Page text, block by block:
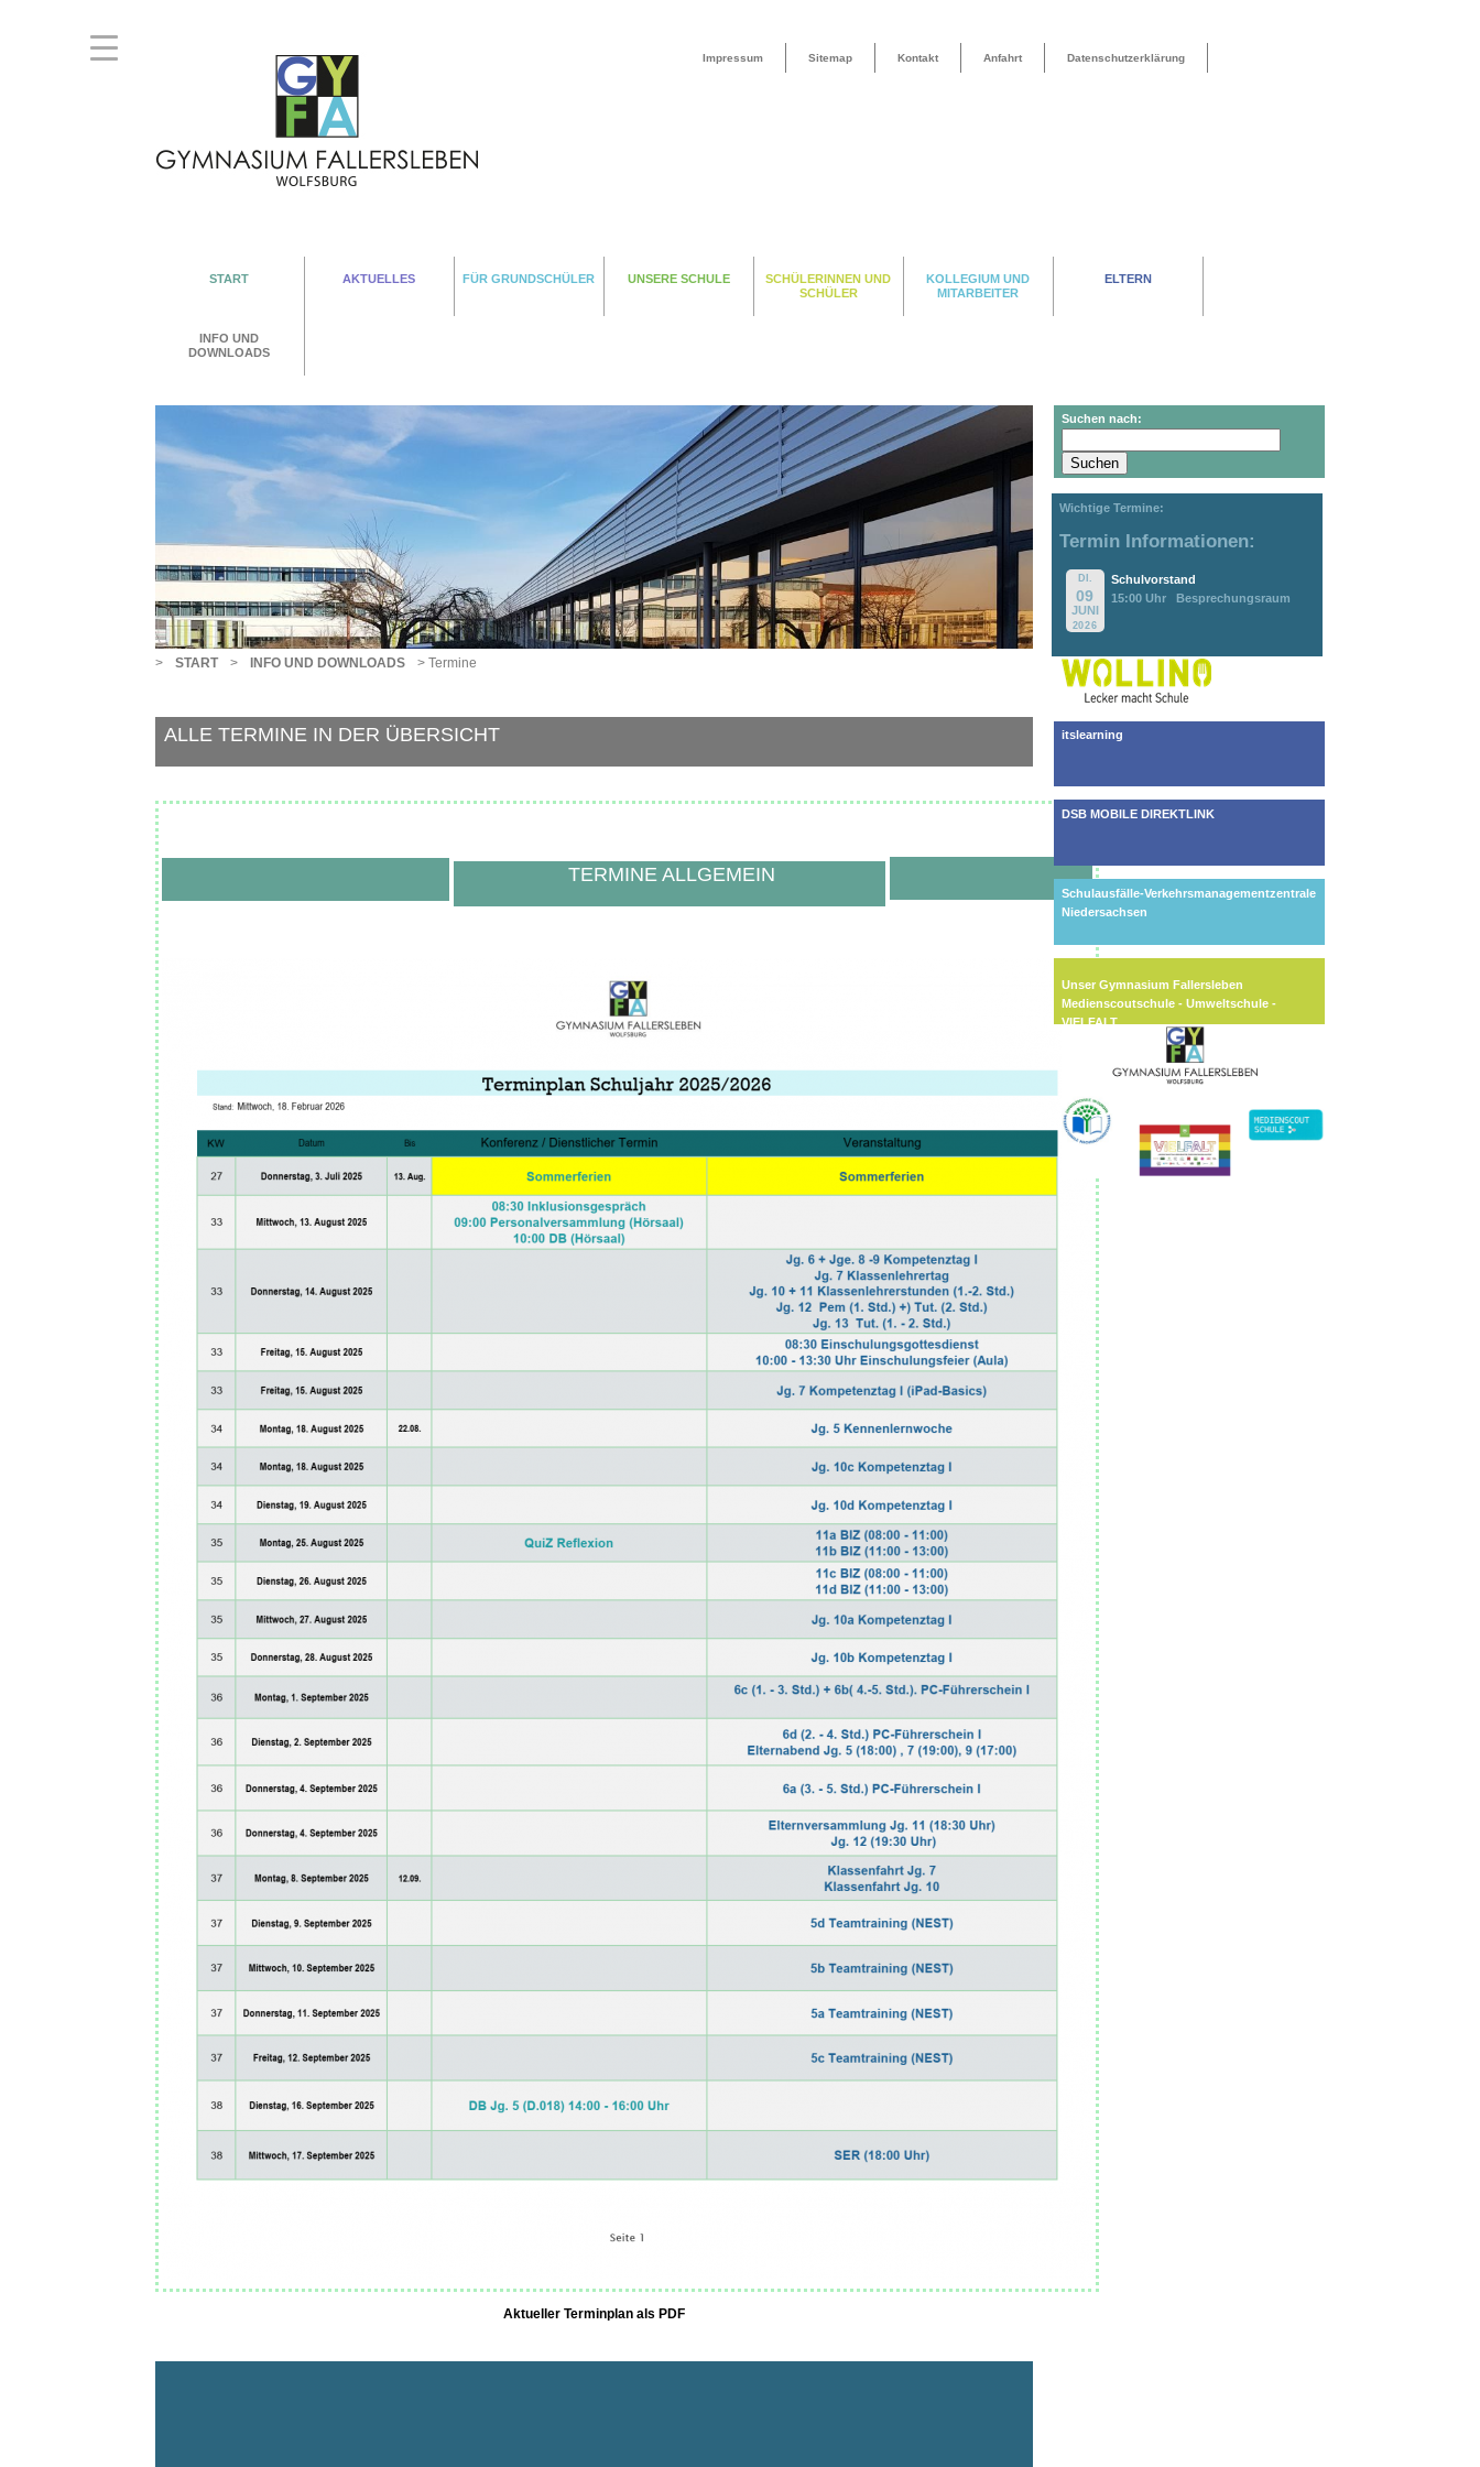
Datenschutzerklärung
Anfahrt
Kontakt
Sitemap
Impressum
START AKTUELLES FÜR GRUNDSCHÜLER UNSERE SCHULE
SCHÜLERINNEN UND
SCHÜLER
KOLLEGIUM UND
MITARBEITER
ELTERN
INFO UND
DOWNLOADS
> START > INFO UND DOWNLOADS > Termine
ALLE TERMINE IN DER ÜBERSICHT
TERMINE ALLGEMEIN
Aktueller Terminplan als PDF
Suchen nach:
Wichtige Termine:
Termin Informationen:
DI.
09
JUNI
2026
Schulvorstand
15:00 Uhr
Besprechungsraum
itslearning
DSB MOBILE DIREKTLINK
Schulausfälle-Verkehrsmanagementzentrale
Niedersachsen
Unser Gymnasium Fallersleben
Medienscoutschule - Umweltschule -
VIELFALT